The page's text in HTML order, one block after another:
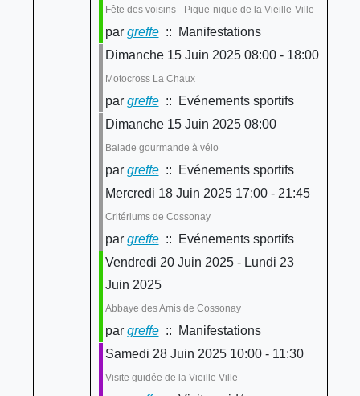
Fête des voisins - Pique-nique de la Vieille-Ville
par greffe:: Manifestations
Dimanche 15 Juin 2025 08:00 - 18:00
Motocross La Chaux
par greffe:: Evénements sportifs
Dimanche 15 Juin 2025 08:00
Balade gourmande à vélo
par greffe:: Evénements sportifs
Mercredi 18 Juin 2025 17:00 - 21:45
Critériums de Cossonay
par greffe:: Evénements sportifs
Vendredi 20 Juin 2025 - Lundi 23
Juin 2025
Abbaye des Amis de Cossonay
par greffe:: Manifestations
Samedi 28 Juin 2025 10:00 - 11:30
Visite guidée de la Vieille Ville